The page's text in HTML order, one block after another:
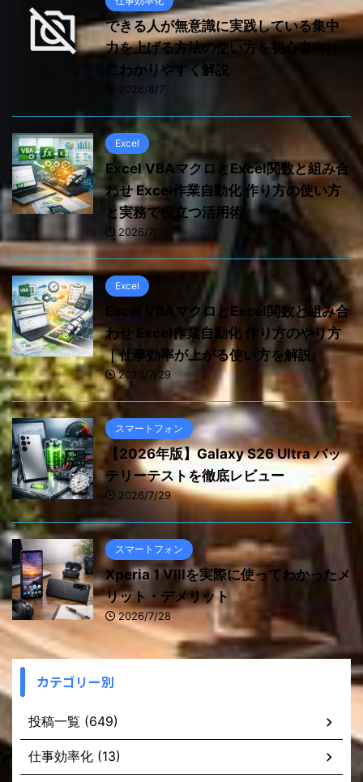
できる人が無意識に実践している集中
力を上げる方法の使い方を初心者向け
にわかりやすく解説
2026/8/7
Excel
Excel VBAマクロとExcel関数と組み合
わせ Excel作業自動化 作り方の使い方
と実務で役立つ活用術
2026/7/30
Excel
Excel VBAマクロとExcel関数と組み合
わせ Excel作業自動化 作り方のやり方
｜仕事効率が上がる使い方を解説
2026/7/29
スマートフォン
【2026年版】Galaxy S26 Ultra バッ
テリーテストを徹底レビュー
2026/7/29
スマートフォン
Xperia 1 VIIIを実際に使ってわかったメ
リット・デメリット
2026/7/28
カテゴリー別
投稿一覧 (649)
仕事効率化 (13)